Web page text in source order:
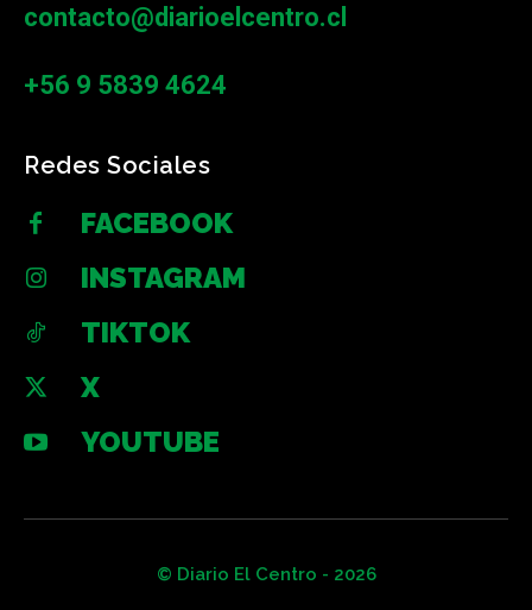
contacto@diarioelcentro.cl
+56 9 5839 4624
Redes Sociales
FACEBOOK
INSTAGRAM
TIKTOK
X
YOUTUBE
© Diario El Centro - 2026